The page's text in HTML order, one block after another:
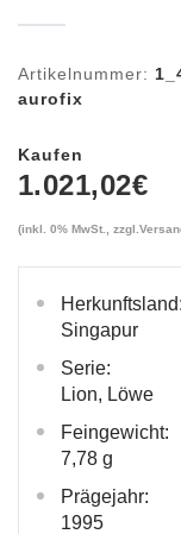
Artikelnummer:
aurofix
Kaufen
1.021,02€
(inkl. 0% MwSt., zzgl.
Herkunftsland:
Singapur
Serie:
Lion, Löwe
Feingewicht:
7,78 g
Prägejahr:
1995